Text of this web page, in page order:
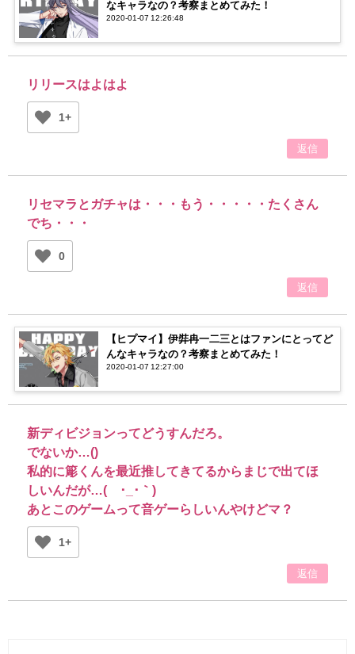
なキャラなの？考察まとめてみた！
2020-01-07 12:26:48
リリースはよはよ
1+
返信
リセマラとガチャは・・・もう・・・・・たくさん
でち・・・
0
返信
【ヒプマイ】伊弉冉一二三とはファンにとってど
んなキャラなの？考察まとめてみた！
2020-01-07 12:27:00
新ディビジョンってどうすんだろ。
でないか…()
私的に簓くんを最近推してきてるからまじで出てほ
しいんだが…(´･_･｀)
あとこのゲームって音ゲーらしいんやけどマ？
1+
返信